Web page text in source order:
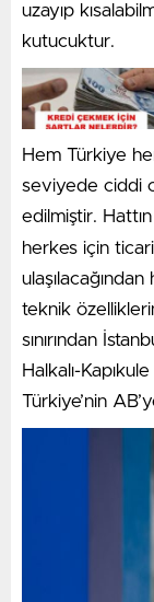
uzayıp
kutucuktur.
Hem Türkiye
seviyede ciddi
edilmiştir. Hattın
herkes için
teknik
sınırından
Halkalı-
Türkiye’nin